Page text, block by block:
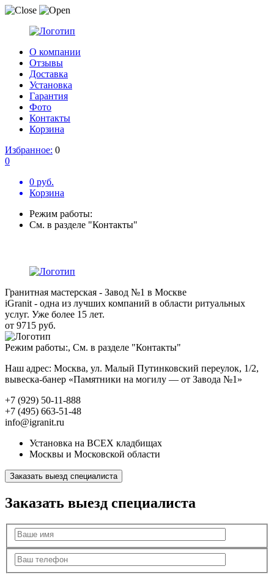
О компании
Отзывы
Доставка
Установка
Гарантия
Фото
Контакты
Корзина
Избранное: 0
0
0 руб.
Корзина
Режим работы:
См. в разделе "Контакты"
Гранитная мастерская - Завод №1 в Москве
iGranit - одна из лучших компаний в области ритуальных
услуг. Уже более 15 лет.
от 9715 руб.
Режим работы:, См. в разделе "Контакты"
Наш адрес: Москва, ул. Малый Путинковский переулок, 1/2,
вывеска-банер «Памятники на могилу — от Завода №1»
+7 (929) 50-11-888
+7 (495) 663-51-48
info@igranit.ru
Установка на ВСЕХ кладбищах
Москвы и Московской области
Заказать выезд специалиста
Заказать выезд специалиста